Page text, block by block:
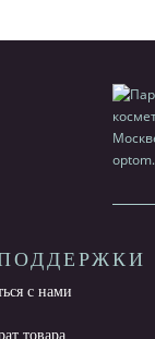
с нами
товара